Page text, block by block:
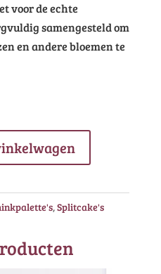
voor de echte
samengesteld om
en andere bloemen te
,Splitcake's